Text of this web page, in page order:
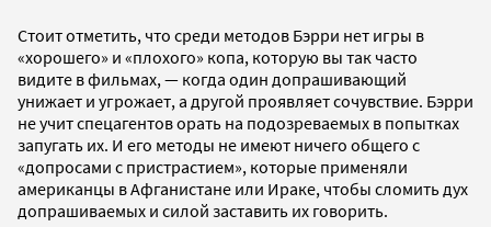
Стоит отметить, что среди методов Бэрри нет игры в
«хорошего» и «плохого» копа, которую вы так часто
видите в фильмах, — когда один допрашивающий
унижает и угрожает, а другой проявляет сочувствие. Бэрри
не учит спецагентов орать на подозреваемых в попытках
запугать их. И его методы не имеют ничего общего с
«допросами с пристрастием», которые применяли
американцы в Афганистане или Ираке, чтобы сломить дух
допрашиваемых и силой заставить их говорить.